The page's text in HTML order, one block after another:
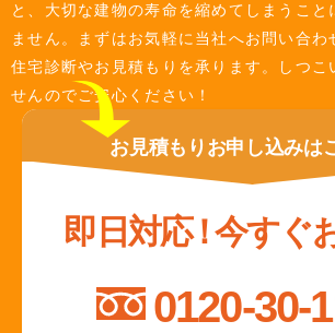
と、大切な建物の寿命を縮めてしまうこ
ません。まずはお気軽に当社へお問い合
住宅診断やお見積もりを承ります。しつこ
せんのでご安心ください！
お見積もり お申し込みは
即日対応！今すぐ
0120-30-